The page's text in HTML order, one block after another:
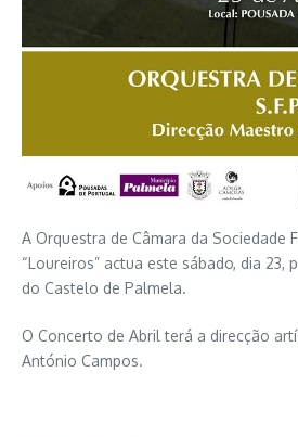
A Orquestra de Câmara da Sociedade
“Loureiros” actua este sábado, dia 23,
do Castelo de Palmela.
O Concerto de Abril terá a direcção
António Campos.